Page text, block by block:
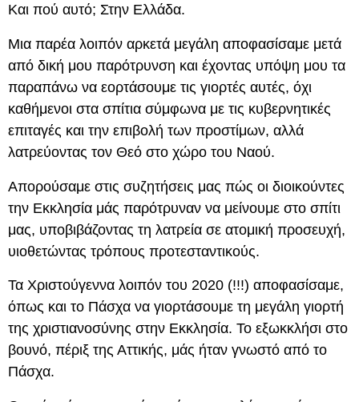
Και πού αυτό; Στην Ελλάδα.
Μια παρέα λοιπόν αρκετά μεγάλη αποφασίσαμε μετά
από δική μου παρότρυνση και έχοντας υπόψη μου τα
παραπάνω να εορτάσουμε τις γιορτές αυτές, όχι
καθήμενοι στα σπίτια σύμφωνα με τις κυβερνητικές
επιταγές και την επιβολή των προστίμων, αλλά
λατρεύοντας τον Θεό στο χώρο του Ναού.
Απορούσαμε στις συζητήσεις μας πώς οι διοικούντες
την Εκκλησία μάς παρότρυναν να μείνουμε στο σπίτι
μας, υποβιβάζοντας τη λατρεία σε ατομική προσευχή,
υιοθετώντας τρόπους προτεσταντικούς.
Τα Χριστούγεννα λοιπόν του 2020 (!!!) αποφασίσαμε,
όπως και το Πάσχα να γιορτάσουμε τη μεγάλη γιορτή
της χριστιανοσύνης στην Εκκλησία. Το εξωκκλήσι στο
βουνό, πέριξ της Αττικής, μάς ήταν γνωστό από το
Πάσχα.